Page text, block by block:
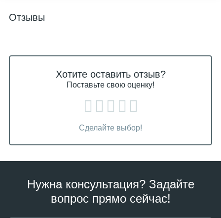
Отзывы
Хотите оставить отзыв?
Поставьте свою оценку!
Сделайте выбор!
Нужна консультация? Задайте
вопрос прямо сейчас!